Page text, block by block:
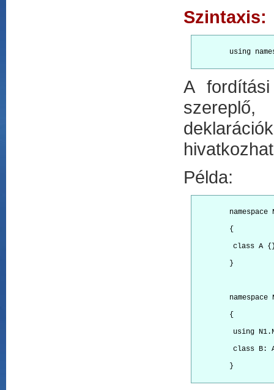
Szintaxis:
using
A
szereplő,
Példa:
namespace
        {
class A
        }
namespace
        {
using
class B:
        }